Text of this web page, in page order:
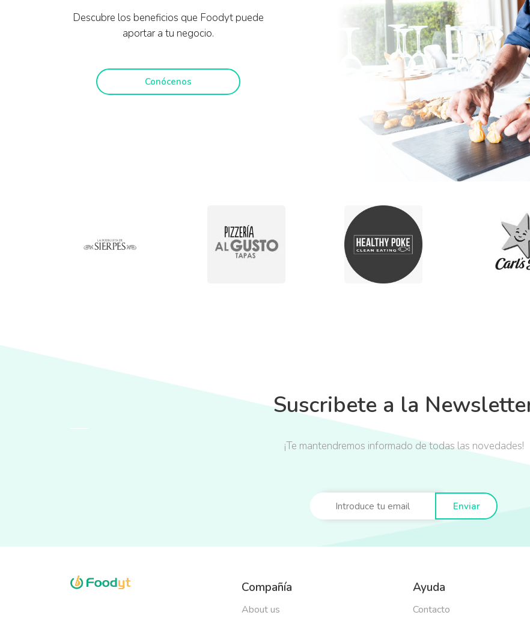
Descubre los beneficios que Foodyt puede
aportar a tu negocio.
Conócenos
Suscribete a la
¡Te mantendremos informado de todas las novedades!
Enviar
Compañía
About us
Ayuda
Contacto